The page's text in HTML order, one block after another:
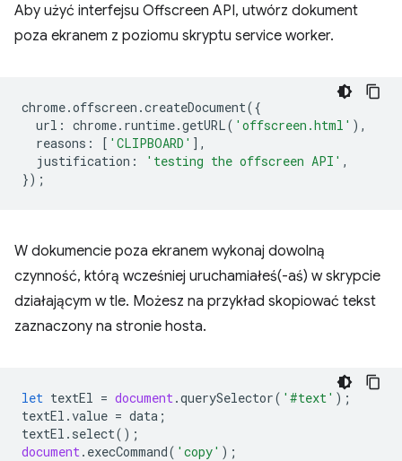
Aby użyć interfejsu Offscreen API, utwórz dokument
poza ekranem z poziomu skryptu service worker.
chrome.offscreen .createDocument({
url : chrome. runtime.getURL( 'offscreen.html' ),
reasons : [ 'CLIPBOARD' ],
justification : 'testing the offscreen API' ,
});
W dokumencie poza ekranem wykonaj dowolną
czynność, którą wcześniej uruchamiałeś(-aś) w skrypcie
działającym w tle. Możesz na przykład skopiować tekst
zaznaczony na stronie hosta.
let textEl = document.querySelector( '#text' );
textEl .value = data ;
textEl . select();
document. execCommand( 'copy' );